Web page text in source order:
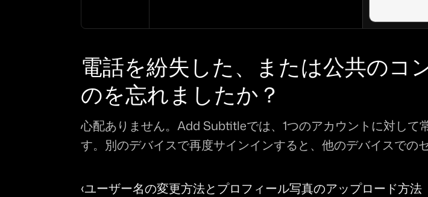
電話を紛失した、または公共のコ
のを忘れましたか？
心配ありません。Add Subtitleでは、1つのアカウントに対して
す。別のデバイスで再度サインインすると、他のデバイスでの
‹ユーザー名の変更方法とプロフィール写真のアップロード方法